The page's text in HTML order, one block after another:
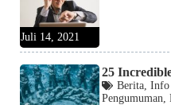
Juli 14, 2021
25
Berita Info
Pengumuman